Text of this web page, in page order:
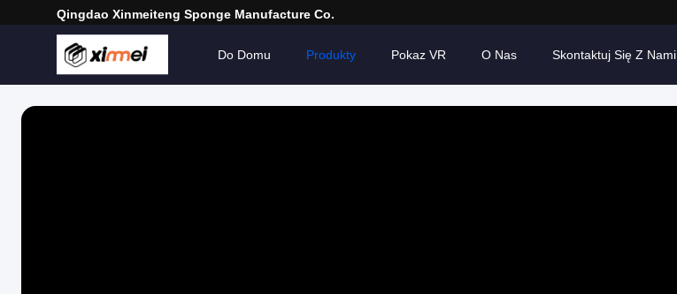
Qingdao Xinmeiteng Sponge Manufacture Co.
Do Domu Produkty Pokaz VR O Nas Skontaktuj Się Z Nami